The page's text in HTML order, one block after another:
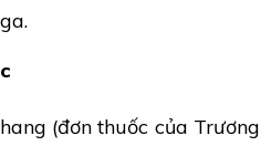
(đơn thuốc của Trương